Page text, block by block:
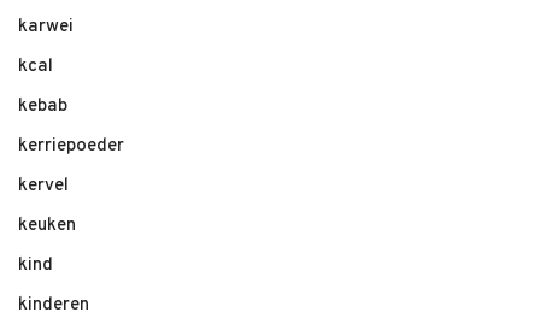
karwei
kcal
kebab
kerriepoeder
kervel
keuken
kind
kinderen